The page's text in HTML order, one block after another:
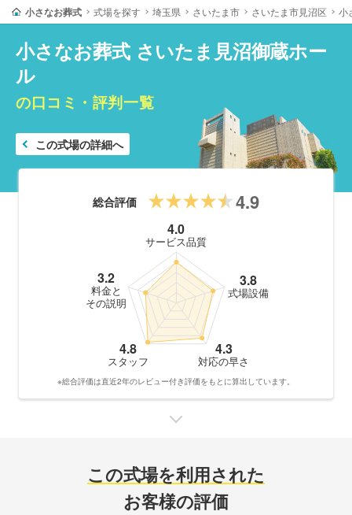
小さなお葬式 式場を探す 埼玉県 さいたま市 さいたま市見沼区 小
小さなお葬式 さいたま見沼御蔵ホー
ル
の口コミ・評判一覧
この式場の詳細へ
総合評価 4.9
4.0
サービス品質
3.8
式場設備
4.3
対応の早さ
4.8
スタッフ
3.2
料金と
その説明
※総合評価は直近2年のレビュー付き評価をもとに算出しています。
この式場を利用された
お客様の評価